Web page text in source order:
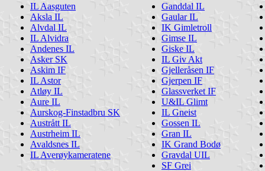
IL Aasguten
Aksla IL
Alvdal IL
IL Alvidra
Andenes IL
Asker SK
Askim IF
IL Astor
Atløy IL
Aure IL
Aurskog-Finstadbru SK
Austrått IL
Austrheim IL
Avaldsnes IL
IL Averøykameratene
Ganddal IL
Gaular IL
IK Gimletroll
Gimse IL
Giske IL
IL Giv Akt
Gjelleråsen IF
Gjerpen IF
Glassverket IF
U&IL Glimt
IL Gneist
Gossen IL
Gran IL
IK Grand Bodø
Gravdal UIL
SF Grei